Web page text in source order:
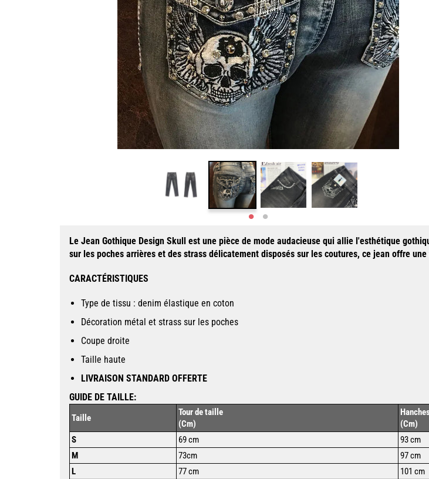
Le Jean Gothique Design Skull est une pièce de mode audacieuse qui allie l'esthétique
sur les poches arrières et des strass délicatement disposés sur les coutures, ce jean offre
CARACTÉRISTIQUES
Type de tissu : denim élastique en coton
Décoration métal et strass sur les poches
Coupe droite
Taille haute
LIVRAISON STANDARD OFFERTE
GUIDE DE TAILLE:
Taille
Tour de taille
(Cm)
(Cm)
S
69 cm 93 cm
M
73cm 97 cm
L
77 cm 101 cm